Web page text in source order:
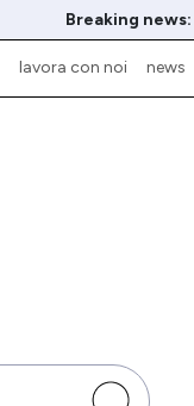
Breaking news:
lavora con noi news